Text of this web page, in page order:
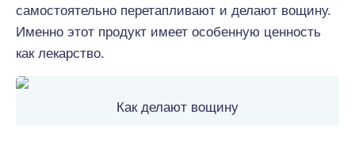
самостоятельно перетапливают и делают вощину.
Именно этот продукт имеет особенную ценность
как лекарство.
Как делают вощину